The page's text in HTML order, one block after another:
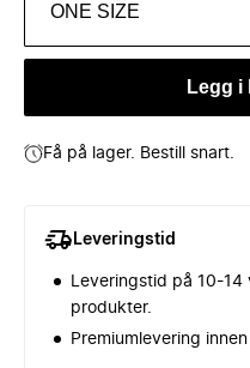
ONE SIZE
Legg i
Få på lager. Bestill snart.
Leveringstid
Leveringstid på 10-
produkter.
Premiumlevering